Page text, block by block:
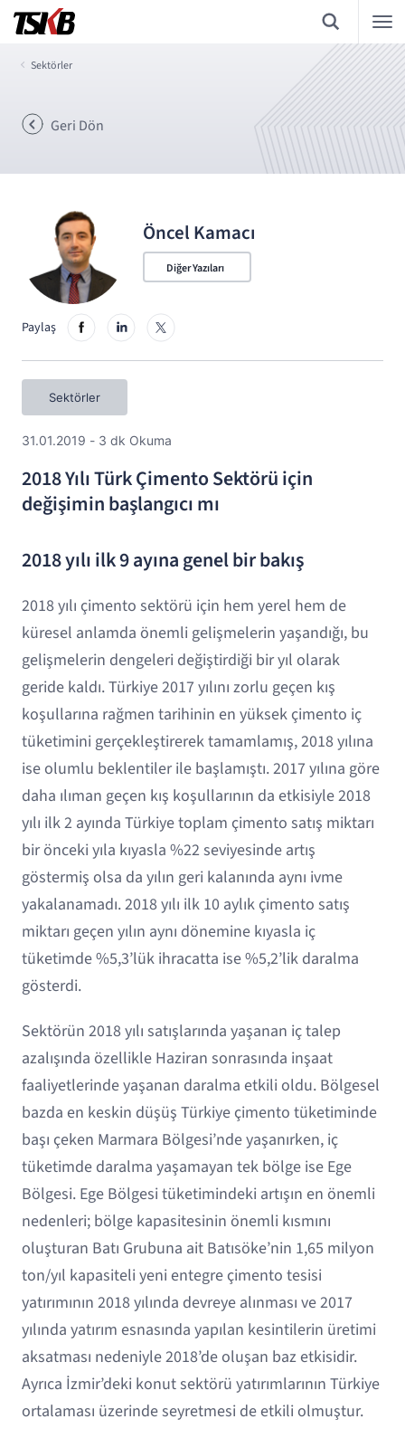
Sektörler
Geri Dön
Öncel Kamacı
Diğer Yazıları
Paylaş
Sektörler
31.01.2019 - 3 dk Okuma
2018 Yılı Türk Çimento Sektörü için
değişimin başlangıcı mı
2018 yılı ilk 9 ayına genel bir bakış
2018 yılı çimento sektörü için hem yerel hem de
küresel anlamda önemli gelişmelerin yaşandığı, bu
gelişmelerin dengeleri değiştirdiği bir yıl olarak
geride kaldı. Türkiye 2017 yılını zorlu geçen kış
koşullarına rağmen tarihinin en yüksek çimento iç
tüketimini gerçekleştirerek tamamlamış, 2018 yılına
ise olumlu beklentiler ile başlamıştı. 2017 yılına göre
daha ılıman geçen kış koşullarının da etkisiyle 2018
yılı ilk 2 ayında Türkiye toplam çimento satış miktarı
bir önceki yıla kıyasla %22 seviyesinde artış
göstermiş olsa da yılın geri kalanında aynı ivme
yakalanamadı. 2018 yılı ilk 10 aylık çimento satış
miktarı geçen yılın aynı dönemine kıyasla iç
tüketimde %5,3’lük ihracatta ise %5,2’lik daralma
gösterdi.
Sektörün 2018 yılı satışlarında yaşanan iç talep
azalışında özellikle Haziran sonrasında inşaat
faaliyetlerinde yaşanan daralma etkili oldu. Bölgesel
bazda en keskin düşüş Türkiye çimento tüketiminde
başı çeken Marmara Bölgesi’nde yaşanırken, iç
tüketimde daralma yaşamayan tek bölge ise Ege
Bölgesi. Ege Bölgesi tüketimindeki artışın en önemli
nedenleri; bölge kapasitesinin önemli kısmını
oluşturan Batı Grubuna ait Batısöke’nin 1,65 milyon
ton/yıl kapasiteli yeni entegre çimento tesisi
yatırımının 2018 yılında devreye alınması ve 2017
yılında yatırım esnasında yapılan kesintilerin üretimi
aksatması nedeniyle 2018’de oluşan baz etkisidir.
Ayrıca İzmir’deki konut sektörü yatırımlarının Türkiye
ortalaması üzerinde seyretmesi de etkili olmuştur.